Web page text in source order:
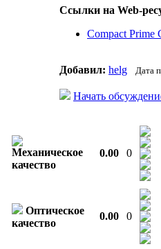
Ссылки на Web-
Compact Prime
Добавил: helg Дата
Начать
Механическое
качество
0.00 0
Оптическое
качество
0.00 0